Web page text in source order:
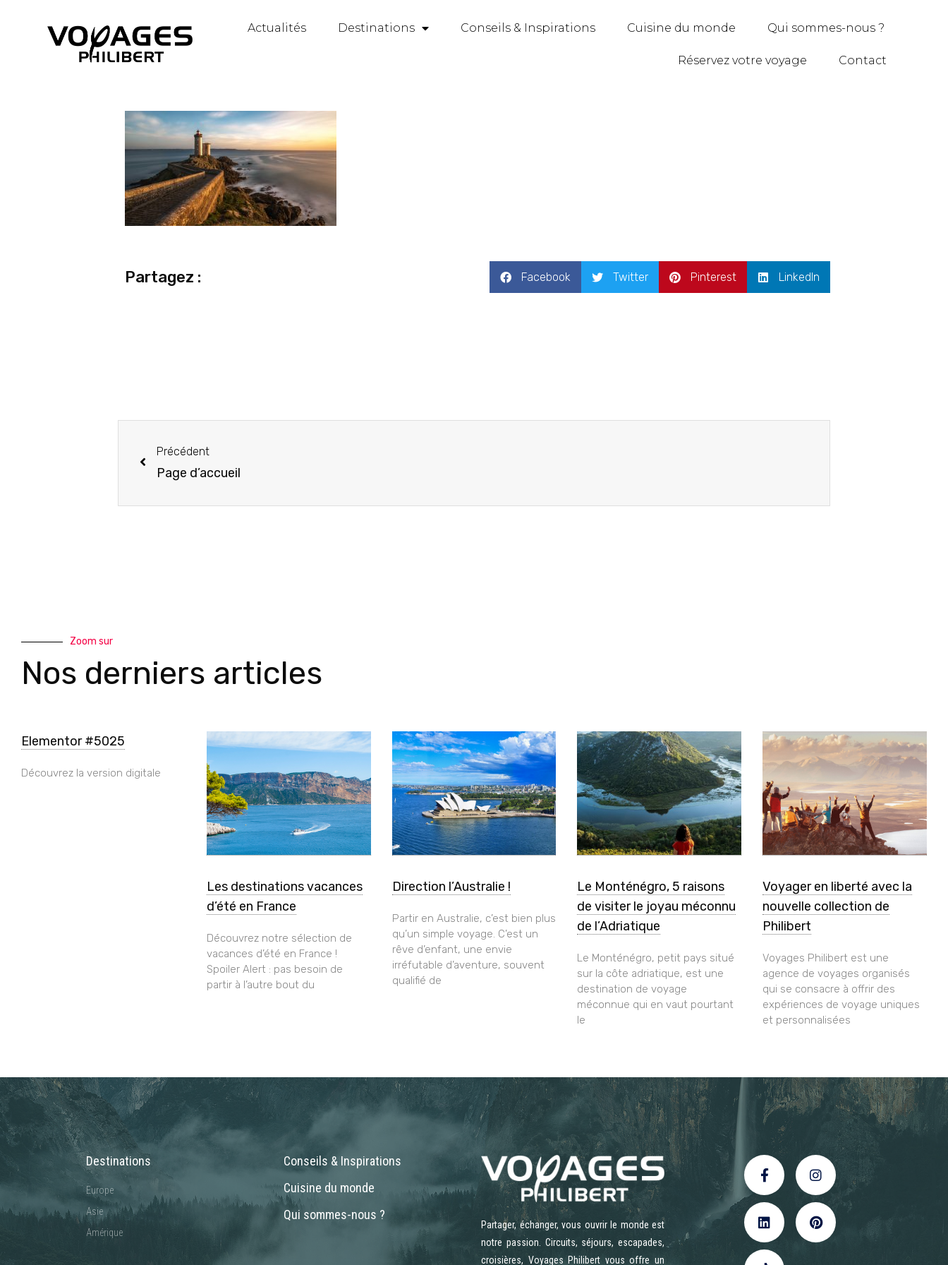
Actualités Destinations Conseils & Inspirations Cuisine du monde Qui sommes-nous ?
Réservez votre voyage Contact
Partagez : Facebook Twitter Pinterest LinkedIn
Précédent
Page d’accueil
Zoom sur
Nos derniers articles
Elementor #5025
Découvrez la version digitale
Les destinations vacances
d’été en France
Découvrez notre sélection de
vacances d’été en France !
Spoiler Alert : pas besoin de
partir à l’autre bout du
Direction l’Australie !
Partir en Australie, c’est bien plus
qu’un simple voyage. C’est un
rêve d’enfant, une envie
irréfutable d’aventure, souvent
qualifié de
Le Monténégro, 5 raisons
de visiter le joyau méconnu
de l’Adriatique
Le Monténégro, petit pays situé
sur la côte adriatique, est une
destination de voyage
méconnue qui en vaut pourtant
le
Voyager en liberté avec la
nouvelle collection de
Philibert
Voyages Philibert est une
agence de voyages organisés
qui se consacre à offrir des
expériences de voyage uniques
et personnalisées
Destinations
Europe
Asie
Amérique
Conseils & Inspirations
Cuisine du monde
Qui sommes-nous ?
Partager, échanger, vous ouvrir le monde est
notre passion. Circuits, séjours, escapades,
croisières, Voyages Philibert vous offre un